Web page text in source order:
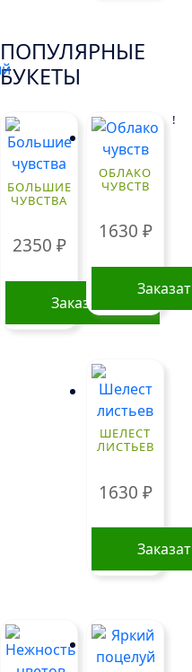
ПОПУЛЯРНЫЕ
БУКЕТЫ
БОЛЬШИЕ
ЧУВСТВА
2350 ₽
Заказать
ОБЛАКО
ЧУВСТВ
1630 ₽
ШЕЛЕСТ
ЛИСТЬЕВ
1630 ₽
!